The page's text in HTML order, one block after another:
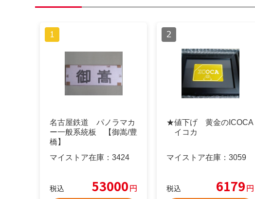
名古屋鉄道 パノラマカ
ー一般系統板 【御嵩/豊
橋】
マイストア在庫： 3424
税込 53000円
★値下げ 黄金のICOCA
イコカ
マイストア在庫： 3059
税込 6179円